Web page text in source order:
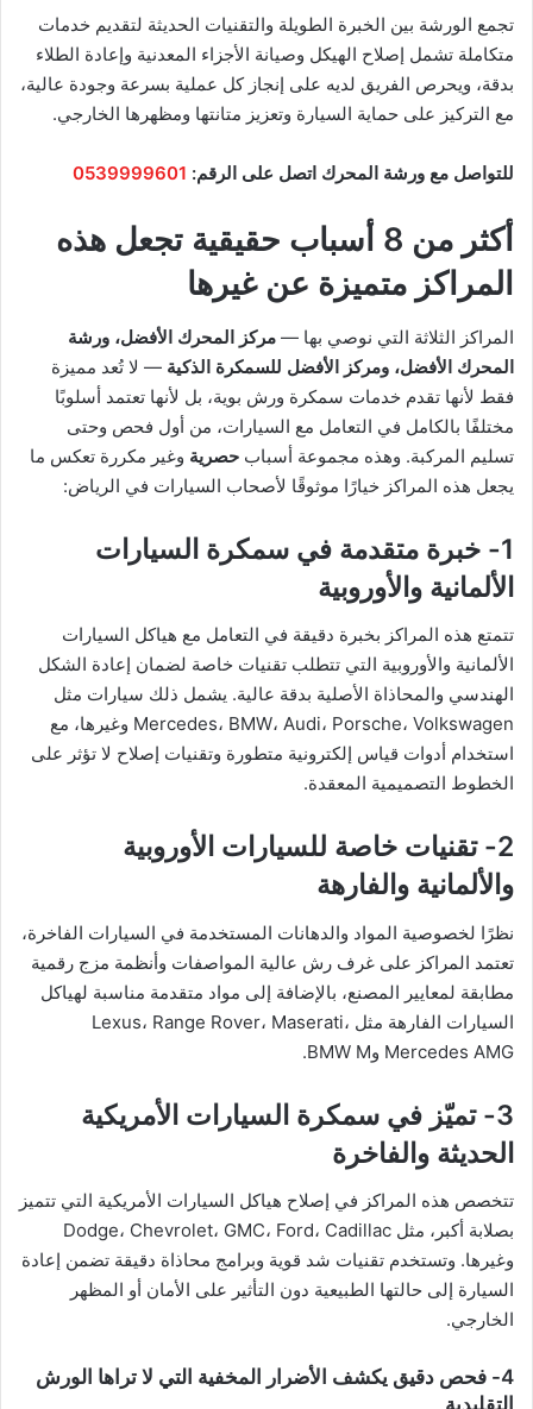
تجمع الورشة بين الخبرة الطويلة والتقنيات الحديثة لتقديم خدمات
متكاملة تشمل إصلاح الهيكل وصيانة الأجزاء المعدنية وإعادة الطلاء
بدقة، ويحرص الفريق لديه على إنجاز كل عملية بسرعة وجودة عالية،
مع التركيز على حماية السيارة وتعزيز متانتها ومظهرها الخارجي.
للتواصل مع ورشة المحرك اتصل على الرقم: 0539999601
أكثر من 8 أسباب حقيقية تجعل هذه
المراكز متميزة عن غيرها
المراكز الثلاثة التي نوصي بها — مركز المحرك الأفضل، ورشة
المحرك الأفضل، ومركز الأفضل للسمكرة الذكية — لا تُعد مميزة
فقط لأنها تقدم خدمات سمكرة ورش بوية، بل لأنها تعتمد أسلوبًا
مختلفًا بالكامل في التعامل مع السيارات، من أول فحص وحتى
تسليم المركبة. وهذه مجموعة أسباب حصرية وغير مكررة تعكس ما
يجعل هذه المراكز خيارًا موثوقًا لأصحاب السيارات في الرياض:
1- خبرة متقدمة في سمكرة السيارات
الألمانية والأوروبية
تتمتع هذه المراكز بخبرة دقيقة في التعامل مع هياكل السيارات
الألمانية والأوروبية التي تتطلب تقنيات خاصة لضمان إعادة الشكل
الهندسي والمحاذاة الأصلية بدقة عالية. يشمل ذلك سيارات مثل
Mercedes، BMW، Audi، Porsche، Volkswagen وغيرها، مع
استخدام أدوات قياس إلكترونية متطورة وتقنيات إصلاح لا تؤثر على
الخطوط التصميمية المعقدة.
2- تقنيات خاصة للسيارات الأوروبية
والألمانية والفارهة
نظرًا لخصوصية المواد والدهانات المستخدمة في السيارات الفاخرة،
تعتمد المراكز على غرف رش عالية المواصفات وأنظمة مزج رقمية
مطابقة لمعايير المصنع، بالإضافة إلى مواد متقدمة مناسبة لهياكل
السيارات الفارهة مثل Lexus، Range Rover، Maserati،
Mercedes AMG وBMW M.
3- تميّز في سمكرة السيارات الأمريكية
الحديثة والفاخرة
تتخصص هذه المراكز في إصلاح هياكل السيارات الأمريكية التي تتميز
بصلابة أكبر، مثل Dodge، Chevrolet، GMC، Ford، Cadillac
وغيرها. وتستخدم تقنيات شد قوية وبرامج محاذاة دقيقة تضمن إعادة
السيارة إلى حالتها الطبيعية دون التأثير على الأمان أو المظهر
الخارجي.
4- فحص دقيق يكشف الأضرار المخفية التي لا تراها الورش